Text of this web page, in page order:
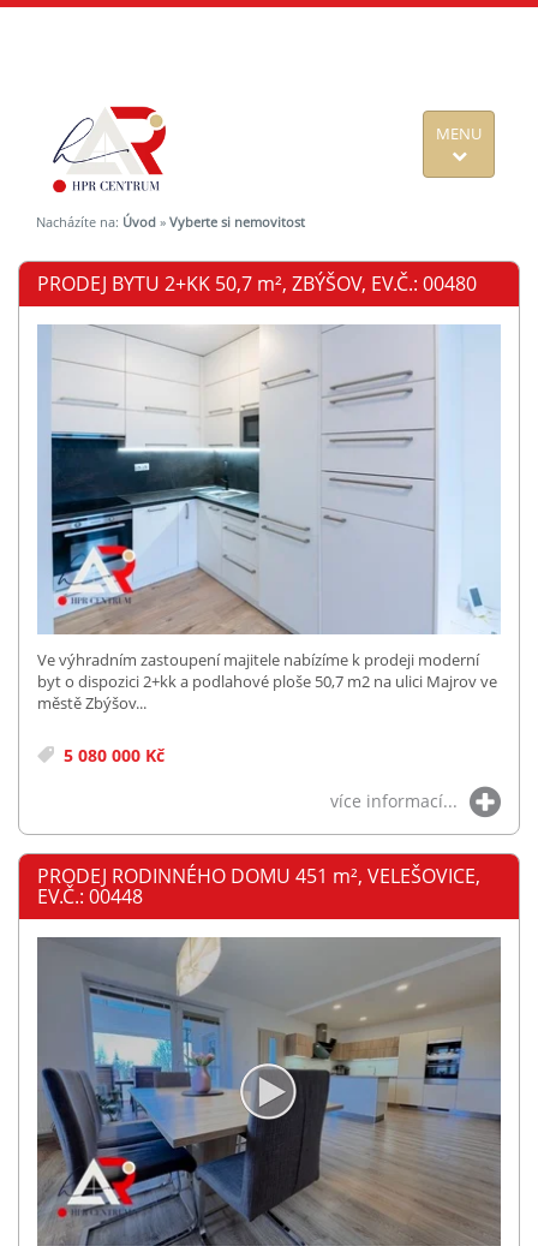
MENU
Nacházíte na: Úvod » Vyberte si nemovitost
PRODEJ BYTU 2+KK 50,7 m², ZBÝŠOV, EV.Č.: 00480
Ve výhradním zastoupení majitele nabízíme k prodeji moderní
byt o dispozici 2+kk a podlahové ploše 50,7 m2 na ulici Majrov ve
městě Zbýšov...
5 080 000 Kč
více informací...
PRODEJ RODINNÉHO DOMU 451 m², VELEŠOVICE,
EV.Č.: 00448